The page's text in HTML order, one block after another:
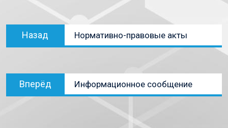
Назад Нормативно-правовые акты
Вперёд Информационное сообщение